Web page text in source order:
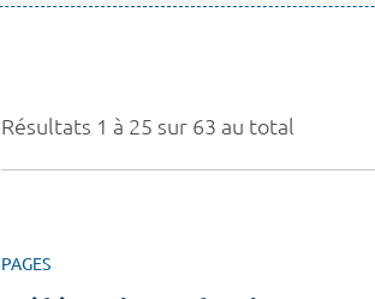
Résultats 1 à 25 sur 63 au total
PAGES